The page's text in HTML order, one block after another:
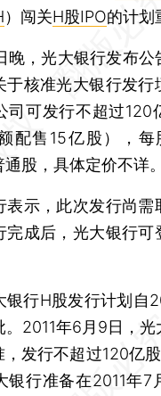
）闯关H股IPO的计划
，光大银行发布公
于核准光大银行发行
司可发行不超过120
配售15亿股），每
股，具体定价不详。
示，此次发行尚需
完成后，光大银行可
行H股发行计划自
。2011年6月9日，光
，发行不超过120亿
银行准备在2011年7